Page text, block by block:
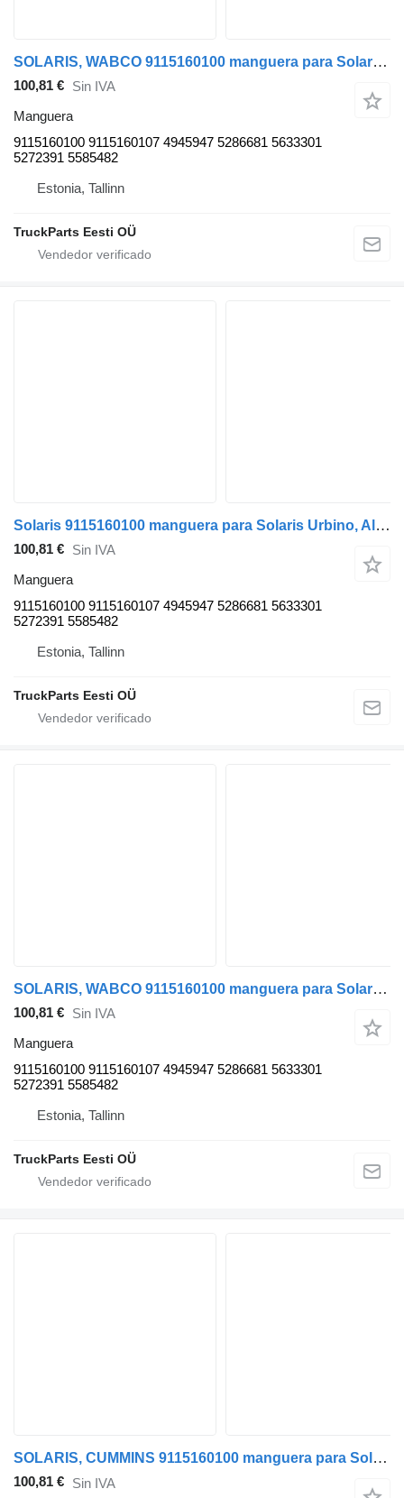
SOLARIS, WABCO 9115160100 manguera para Solaris Urbino, Alpino, Vacanza (1999-) autobús
100,81 € Sin IVA
Manguera
9115160100 9115160107 4945947 5286681 5633301
5272391 5585482
Estonia, Tallinn
TruckParts Eesti OÜ
Solaris 9115160100 manguera para Solaris Urbino, Alpino, Vacanza (1999-) autobús
100,81 € Sin IVA
Manguera
9115160100 9115160107 4945947 5286681 5633301
5272391 5585482
Estonia, Tallinn
TruckParts Eesti OÜ
SOLARIS, WABCO 9115160100 manguera para Solaris Urbino, Alpino, Vacanza (1999-) autobús
100,81 € Sin IVA
Manguera
9115160100 9115160107 4945947 5286681 5633301
5272391 5585482
Estonia, Tallinn
TruckParts Eesti OÜ
SOLARIS, CUMMINS 9115160100 manguera para Solaris Urbino, Alpino, Vacanza (1999-) autobús
100,81 € Sin IVA